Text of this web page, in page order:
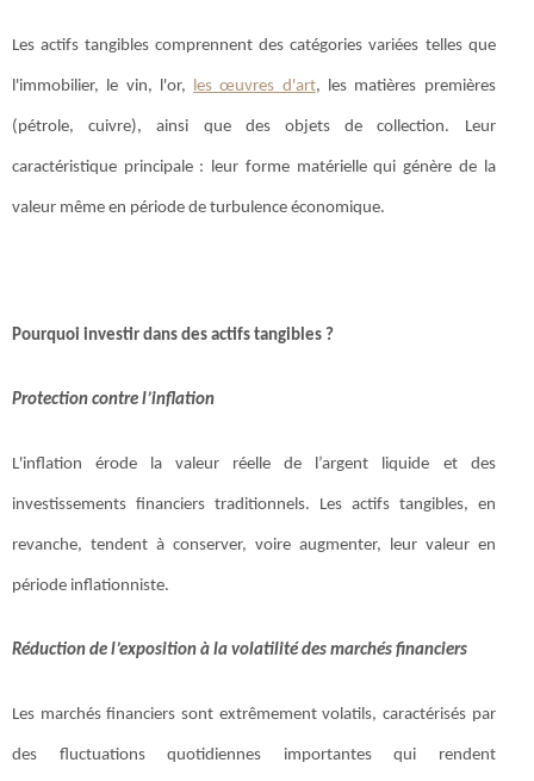
Les actifs tangibles comprennent des catégories variées telles que
l'immobilier, le vin, l'or, les œuvres d'art, les matières premières
(pétrole, cuivre), ainsi que des objets de collection. Leur
caractéristique principale : leur forme matérielle qui génère de la
valeur même en période de turbulence économique.
Pourquoi investir dans des actifs tangibles ?
Protection contre l’inflation
L'inflation érode la valeur réelle de l’argent liquide et des
investissements financiers traditionnels. Les actifs tangibles, en
revanche, tendent à conserver, voire augmenter, leur valeur en
période inflationniste.
Réduction de l’exposition à la volatilité des marchés financiers
Les marchés financiers sont extrêmement volatils, caractérisés par
des fluctuations quotidiennes importantes qui rendent